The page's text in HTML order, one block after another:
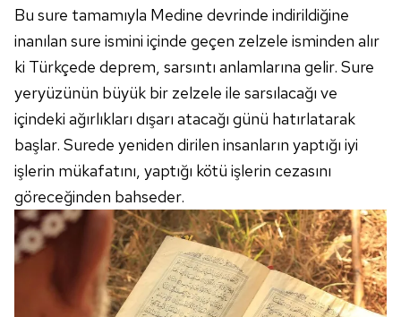
Bu sure tamamıyla Medine devrinde indirildiğine
inanılan sure ismini içinde geçen zelzele isminden alır
ki Türkçede deprem, sarsıntı anlamlarına gelir. Sure
yeryüzünün büyük bir zelzele ile sarsılacağı ve
içindeki ağırlıkları dışarı atacağı günü hatırlatarak
başlar. Surede yeniden dirilen insanların yaptığı iyi
işlerin mükafatını, yaptığı kötü işlerin cezasını
göreceğinden bahseder.